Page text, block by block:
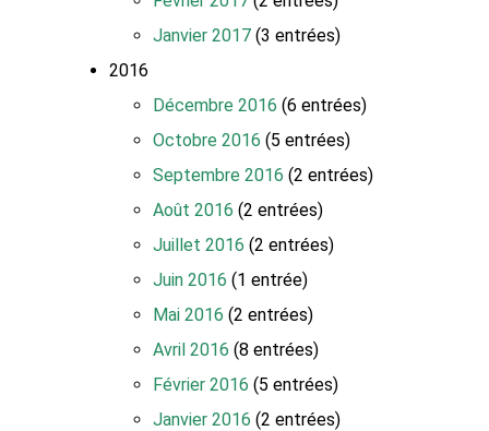
Janvier 2017 (3 entrées)
2016
Décembre 2016 (6 entrées)
Octobre 2016 (5 entrées)
Septembre 2016 (2 entrées)
Août 2016 (2 entrées)
Juillet 2016 (2 entrées)
Juin 2016 (1 entrée)
Mai 2016 (2 entrées)
Avril 2016 (8 entrées)
Février 2016 (5 entrées)
Janvier 2016 (2 entrées)